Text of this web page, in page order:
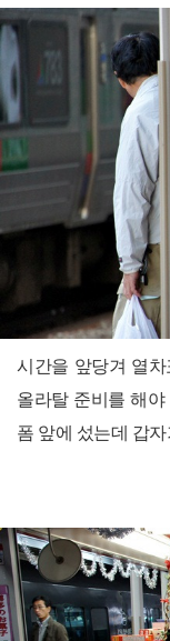
시간을 앞당겨 열
올라탈 준비를 해
폼 앞에 섰는데 갑